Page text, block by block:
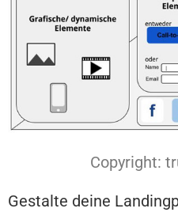
Copyright:
Gestalte deine